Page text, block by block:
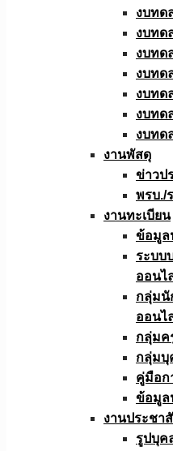
งบทด
งบทด
งบทด
งบทด
งบทด
งบทด
งบทด
งานพัสดุ
ข่าวป
พรบ./
งานทะเบียน
ข้อมูล
ระบบ
ออนไ
กลุ่มนั
ออนไ
กลุ่มค
กลุ่มบุ
คู่มือก
ข้อมูล
งานประชา
รูปบุค